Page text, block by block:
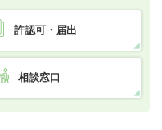
許認可・届出
相談窓口